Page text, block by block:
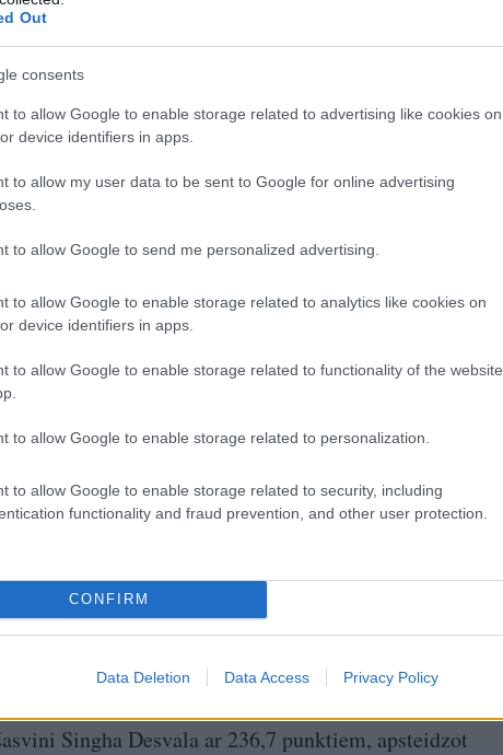
Out
consents
to allow Google to enable storage related to advertising like cookies on
device identifiers in apps.
to allow my user data to be sent to Google for online advertising
to allow Google to send me personalized advertising.
to allow Google to enable storage related to analytics like cookies on
device identifiers in apps.
to allow Google to enable storage related to functionality of the website
to allow Google to enable storage related to personalization.
to allow Google to enable storage related to security, including
functionality and fraud prevention, and other user protection.
CONFIRM
Data Deletion Data Access Privacy Policy
pārsteidz trīs
komisijas
Dzemdību namā? NVD
neesot nekāda sakara
sasniedza rezultātu 97 punkti, pēc tam
triju valstu sportistes, līdz ceturtajā
173,1 punkts piekāpās ceturto vietu
Hjunjongai Jo, kas sašāva 175,6 punktus,
ieņemot piekto vietu.
Singha Desvala ar 236,7 punktiem, apsteidzot